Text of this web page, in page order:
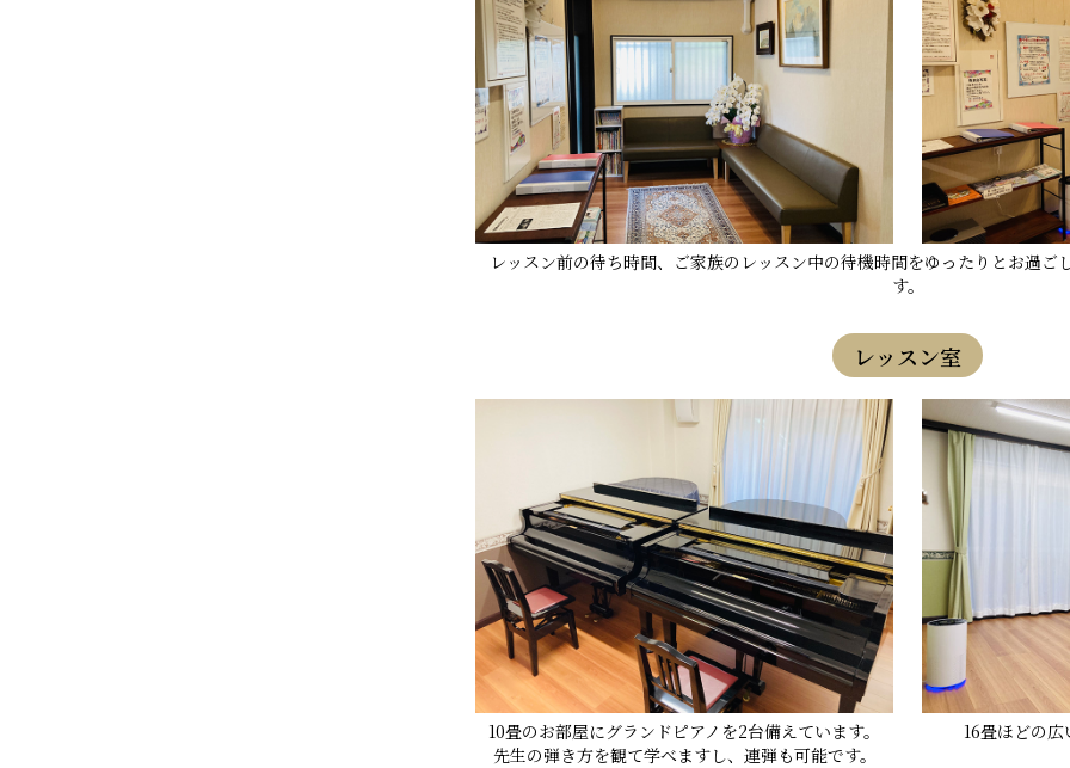
レッスン前の待ち時間、ご家族のレッスン中の待機時間をゆったりとお過ご
す。
レッスン室
10畳のお部屋にグランドピアノを2台備えています。
先生の弾き方を観て学べますし、連弾も可能です。
16畳ほどの